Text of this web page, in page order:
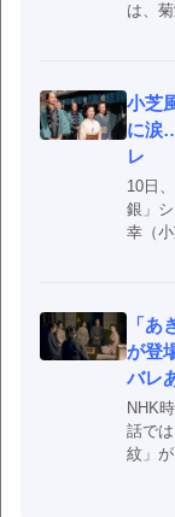
は、
小芝
に涙
レ
10日
銀」
幸（
「
が登
バレ
NHK
話で
紋」